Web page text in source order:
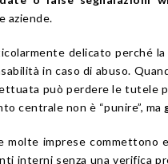
aziende.
delicato perché
in caso di abuso.
può perdere le tutele
centrale non è “punire”, ma
molte imprese commettono
interni senza una verifica